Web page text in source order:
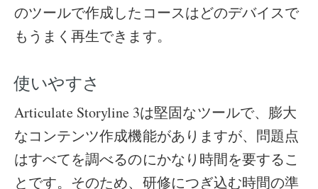
のツールで作成したコースはどのデバイスで
もうまく再生できます。
使いやすさ
Articulate Storyline 3は堅固なツールで、膨大
なコンテンツ作成機能がありますが、問題点
はすべてを調べるのにかなり時間を要するこ
とです。そのため、研修につぎ込む時間の準